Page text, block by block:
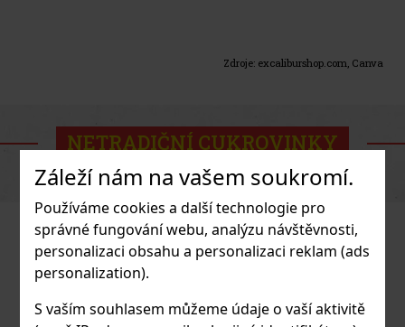
Záleží nám na vašem soukromí.
Používáme cookies a další technologie pro
správné fungování webu, analýzu návštěvnosti,
personalizaci obsahu a personalizaci reklam (ads
personalization).
S vaším souhlasem můžeme údaje o vaší aktivitě
Zdroje: excaliburshop.com, Canva
NETRADIČNÍ CUKROVINKY